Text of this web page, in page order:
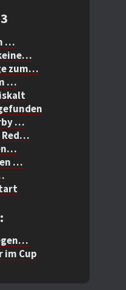
…
zum…
…
…
Red…
…
…
im Cup